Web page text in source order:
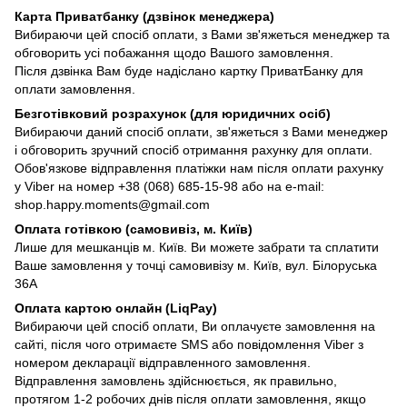
Карта Приватбанку (дзвінок менеджера)
Вибираючи цей спосіб оплати, з Вами зв'яжеться менеджер та
обговорить усі побажання щодо Вашого замовлення.
Після дзвінка Вам буде надіслано картку ПриватБанку для
оплати замовлення.
Безготівковий розрахунок (для юридичних осіб)
Вибираючи даний спосіб оплати, зв'яжеться з Вами менеджер
і обговорить зручний спосіб отримання рахунку для оплати.
Обов'язкове відправлення платіжки нам після оплати рахунку
у Viber на номер +38 (068) 685-15-98 або на e-mail:
shop.happy.moments@gmail.com
Оплата готівкою (самовивіз, м. Київ)
Лише для мешканців м. Київ. Ви можете забрати та сплатити
Ваше замовлення у точці самовивізу м. Київ, вул. Білоруська
36А
Оплата картою онлайн (LiqPay)
Вибираючи цей спосіб оплати, Ви оплачуєте замовлення на
сайті, після чого отримаєте SMS або повідомлення Viber з
номером декларації відправленного замовлення.
Відправлення замовлень здійснюється, як правильно,
протягом 1-2 робочих днів після оплати замовлення, якщо